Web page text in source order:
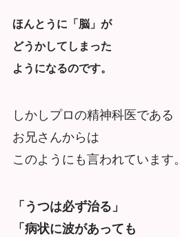
ほんとうに「脳」が
どうかしてしまった
ようになるのです。
しかしプロの精神科医である
お兄さんからは
このようにも言われています。
「うつは必ず治る」
「病状に波があっても